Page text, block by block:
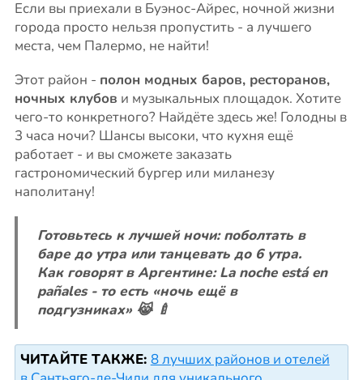
Если вы приехали в Буэнос-Айрес, ночной жизни
города просто нельзя пропустить - а лучшего
места, чем Палермо, не найти!
Этот район - полон модных баров, ресторанов,
ночных клубов и музыкальных площадок. Хотите
чего-то конкретного? Найдёте здесь же! Голодны в
3 часа ночи? Шансы высоки, что кухня ещё
работает - и вы сможете заказать
гастрономический бургер или миланезу
наполитану!
Готовьтесь к лучшей ночи: поболтать в
баре до утра или танцевать до 6 утра.
Как говорят в Аргентине: La noche está en
pañales - то есть «ночь ещё в
подгузниках» 😹 🍼
ЧИТАЙТЕ ТАКЖЕ: 8 лучших районов и отелей